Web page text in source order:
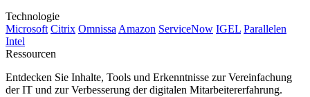
Technologie
Microsoft Citrix Omnissa Amazon ServiceNow IGEL Parallelen
Intel
Ressourcen
Entdecken Sie Inhalte, Tools und Erkenntnisse zur Vereinfachung
der IT und zur Verbesserung der digitalen Mitarbeitererfahrung.